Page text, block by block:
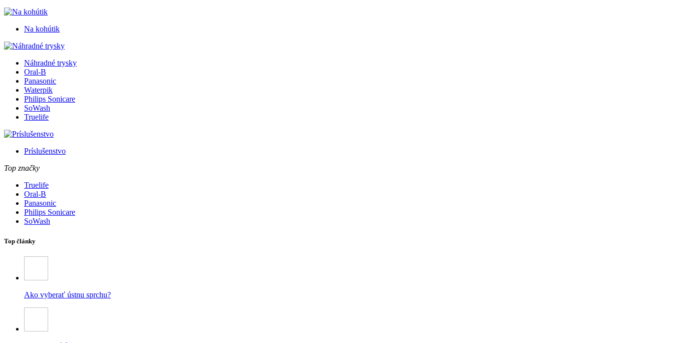
Na kohútik
Náhradné trysky
Oral-B
Panasonic
Waterpik
Philips Sonicare
SoWash
Truelife
Príslušenstvo
Top značky
Truelife
Oral-B
Panasonic
Philips Sonicare
SoWash
Top články
Ako vyberať ústnu sprchu?